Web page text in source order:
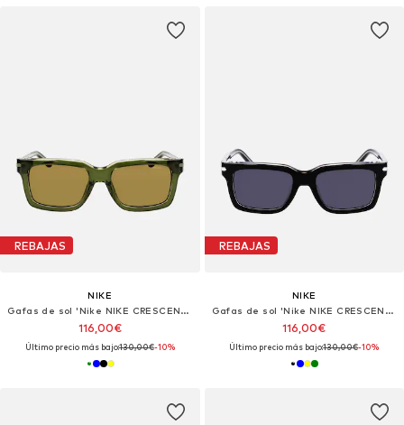
REBAJAS
NIKE
Gafas de sol 'Nike NIKE CRESCENT I EV24017 Amber / amber 54/18/145 MAN Sunglasses'
116,00€
Último precio más bajo:130,00€-10%
REBAJAS
NIKE
Gafas de sol 'Nike NIKE CRESCENT I EV24017 Amber / amber 54/18/145 MAN Sunglasses'
116,00€
Último precio más bajo:130,00€-10%